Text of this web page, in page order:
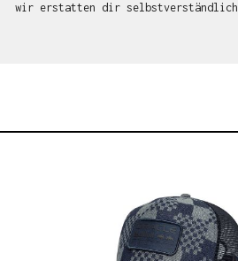
wir erstatten dir selbstverständlich